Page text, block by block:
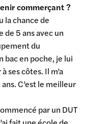
commerçant ?
la chance de
de 5 ans avec un
du
bac en poche, je lui
ses côtes. Il m’a
C’est le meilleur
par un DUT